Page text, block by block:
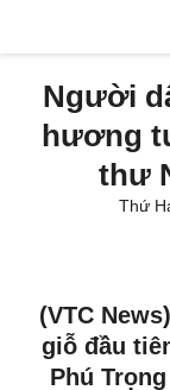
Người
hương
thư
Thứ
(VTC
giỗ đầu
Phú